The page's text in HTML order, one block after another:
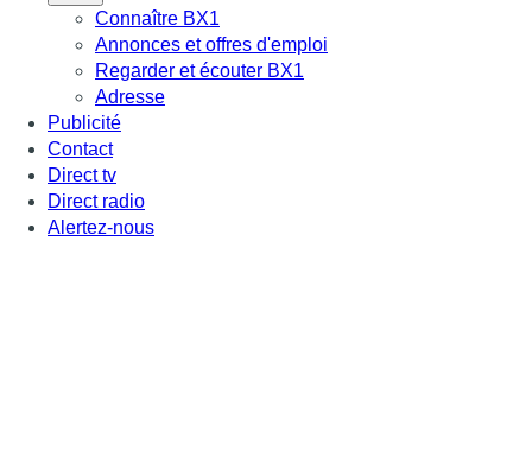
Connaître BX1
Annonces et offres d'emploi
Regarder et écouter BX1
Adresse
Publicité
Contact
Direct tv
Direct radio
Alertez-nous